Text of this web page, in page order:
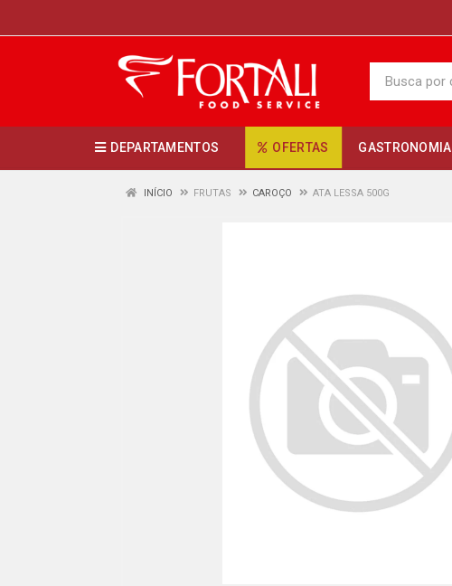
DEPARTAMENTOS OFERTAS GASTRONOMIA
INÍCIO FRUTAS CAROÇO ATA LESSA 500G